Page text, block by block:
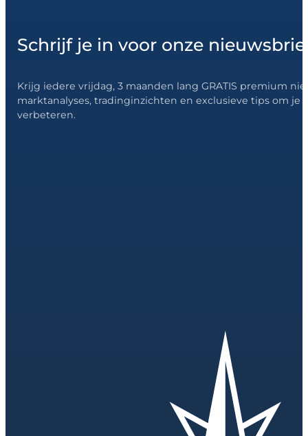
Schrijf je in voor onze
Krijg iedere vrijdag, 3 maanden lang GRATIS premium
marktanalyses, tradinginzichten en exclusieve tips om je
verbeteren.